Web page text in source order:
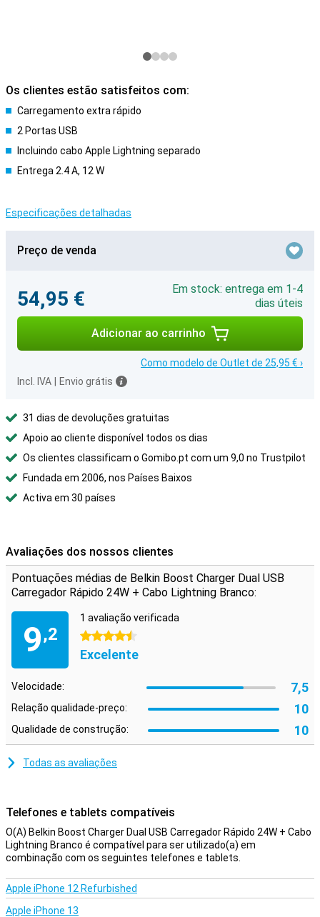
Os clientes estão satisfeitos com:
Carregamento extra rápido
2 Portas USB
Incluindo cabo Apple Lightning separado
Entrega 2.4 A, 12 W
Especificações detalhadas
Preço de venda
54,95 €
Em stock: entrega em 1-4
dias úteis
Adicionar ao carrinho
Como modelo de Outlet de 25,95 € ›
Incl. IVA
Envio grátis
31 dias de devoluções gratuitas
Apoio ao cliente disponível todos os dias
Os clientes classificam o Gomibo.pt com um 9,0 no Trustpilot
Fundada em 2006, nos Países Baixos
Activa em 30 países
Avaliações dos nossos clientes
Pontuações médias de Belkin Boost Charger Dual USB
Carregador Rápido 24W + Cabo Lightning Branco:
9,2
1 avaliação verificada
4.5 estrelas
Excelente
Velocidade: 7,5
Relação qualidade-preço: 10
Qualidade de construção: 10
Todas as avaliações
Telefones e tablets compatíveis
O(A) Belkin Boost Charger Dual USB Carregador Rápido 24W + Cabo
Lightning Branco é compatível para ser utilizado(a) em
combinação com os seguintes telefones e tablets.
Apple iPhone 12 Refurbished
Apple iPhone 13